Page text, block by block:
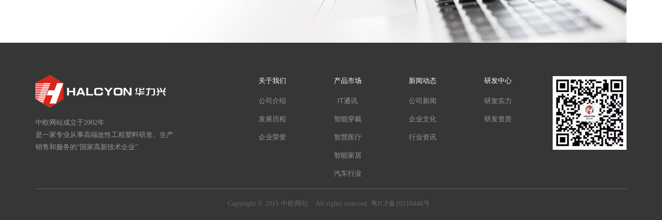
Copyright © 2015 中欧网站 All rights reserved. 粤ICP备19118446号
关于我们
公司介绍
发展历程
企业荣誉
产品市场
IT通讯
智能穿戴
智慧医疗
智能家居
汽车行业
新闻动态
公司新闻
企业文化
行业资讯
研发中心
研发实力
研发资质
中欧网站成立于2002年
是一家专业从事高端改性工程塑料研发、生产
销售和服务的“国家高新技术企业”